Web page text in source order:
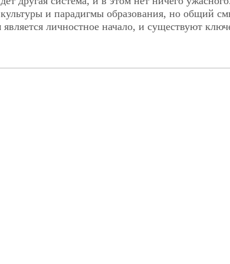
и парадигмы образования, но общий
личностное начало, и существуют